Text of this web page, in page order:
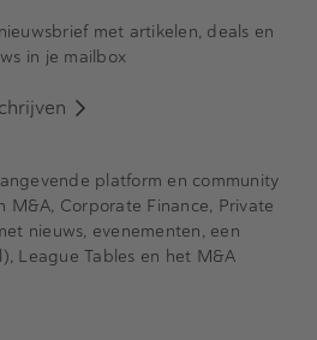
met artikelen, deals en
in je mailbox
platform en community
M&A, Corporate Finance, Private
nieuws, evenementen, een
League Tables en het M&A